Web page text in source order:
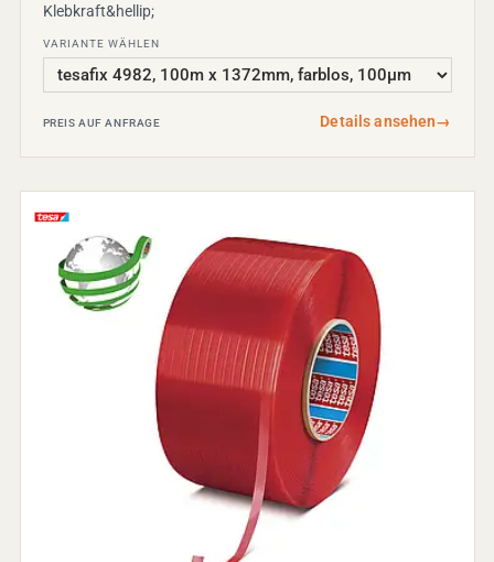
Klebkraft&hellip;
VARIANTE WÄHLEN
PREIS AUF ANFRAGE Details ansehen→